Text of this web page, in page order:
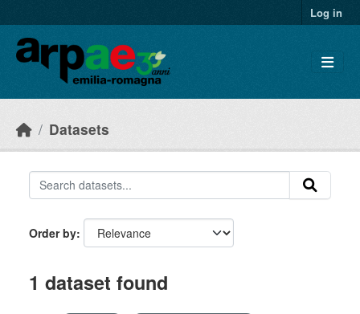
Log in
Datasets
Order by
1 dataset found